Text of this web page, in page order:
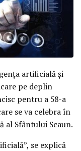
artificială și
pe deplin
pentru a 58-a
se va celebra în
al Sfântului Scaun.
se explică